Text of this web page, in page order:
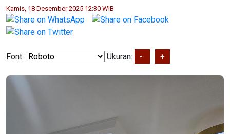
Kamis, 18 Desember 2025 12:30 WIB
Font: Ukuran: - +